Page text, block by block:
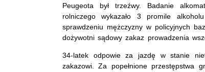
Peugeota był trzeźwy. Badanie
rolniczego wykazało 3 promile
sprawdzeniu mężczyzny w policyjnych
dożywotni sądowy zakaz prowadzenia
34-latek odpowie za jazdę w stanie
zakazowi. Za popełnione